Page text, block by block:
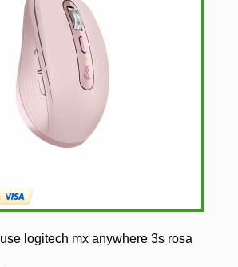
logitech mx anywhere 3s rosa